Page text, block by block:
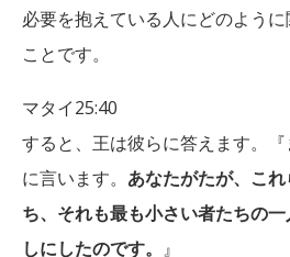
必要を抱えている人にどのよう
ことです。
マタイ25:40
すると、王は彼らに答えます。
に言います。 あなたがたが、こ
ち、それも最も小さい者たちの
しにしたのです。 』